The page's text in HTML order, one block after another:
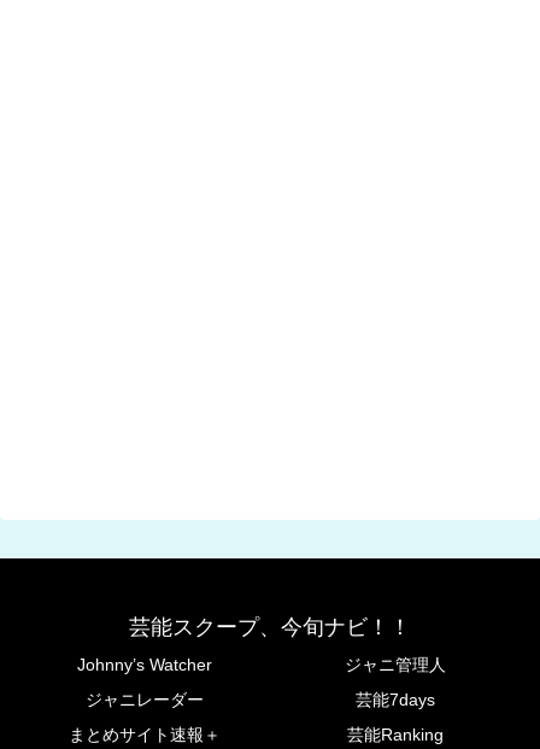
芸能スクープ、今旬ナビ！！
Johnny’s Watcher
ジャニ管理人
ジャニレーダー
芸能7days
まとめサイト速報＋
芸能Ranking